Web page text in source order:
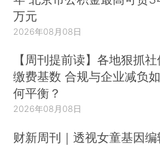
万元
2026年08月08日
【周刊提前读】各地狠抓社
缴费基数 合规与企业减负如
何平衡？
2026年08月08日
财新周刊｜透视女童基因编